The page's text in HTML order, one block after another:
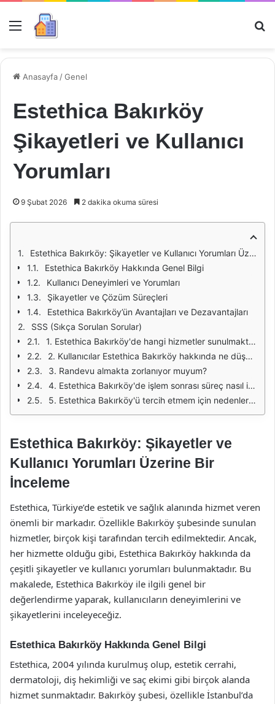
Menü
Anasayfa /Genel
Estethica Bakırköy
Şikayetleri ve Kullanıcı
Yorumları
9 Şubat 2026 2 dakika okuma süresi
Estethica Bakırköy: Şikayetler ve Kullanıcı Yorumları Üzerine Bir İnceleme
Estethica Bakırköy Hakkında Genel Bilgi
Kullanıcı Deneyimleri ve Yorumları
Şikayetler ve Çözüm Süreçleri
Estethica Bakırköy’ün Avantajları ve Dezavantajları
SSS (Sıkça Sorulan Sorular)
1. Estethica Bakırköy'de hangi hizmetler sunulmaktadır?
2. Kullanıcılar Estethica Bakırköy hakkında ne düşünüyor?
3. Randevu almakta zorlanıyor muyum?
4. Estethica Bakırköy'de işlem sonrası süreç nasıl işliyor?
5. Estethica Bakırköy'ü tercih etmem için nedenler nelerdir?
Estethica Bakırköy: Şikayetler ve
Kullanıcı Yorumları Üzerine Bir
İnceleme
Estethica, Türkiye’de estetik ve sağlık alanında hizmet veren
önemli bir markadır. Özellikle Bakırköy şubesinde sunulan
hizmetler, birçok kişi tarafından tercih edilmektedir. Ancak,
her hizmette olduğu gibi, Estethica Bakırköy hakkında da
çeşitli şikayetler ve kullanıcı yorumları bulunmaktadır. Bu
makalede, Estethica Bakırköy ile ilgili genel bir
değerlendirme yaparak, kullanıcıların deneyimlerini ve
şikayetlerini inceleyeceğiz.
Estethica Bakırköy Hakkında Genel Bilgi
Estethica, 2004 yılında kurulmuş olup, estetik cerrahi,
dermatoloji, diş hekimliği ve saç ekimi gibi birçok alanda
hizmet sunmaktadır. Bakırköy şubesi, özellikle İstanbul’da